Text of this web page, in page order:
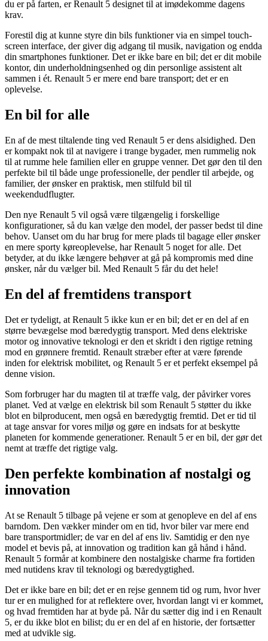
du er på farten, er Renault 5 designet til at imødekomme dagens
krav.
Forestil dig at kunne styre din bils funktioner via en simpel touch-
screen interface, der giver dig adgang til musik, navigation og endda
din smartphones funktioner. Det er ikke bare en bil; det er dit mobile
kontor, din underholdningsenhed og din personlige assistent alt
sammen i ét. Renault 5 er mere end bare transport; det er en
oplevelse.
En bil for alle
En af de mest tiltalende ting ved Renault 5 er dens alsidighed. Den
er kompakt nok til at navigere i trange bygader, men rummelig nok
til at rumme hele familien eller en gruppe venner. Det gør den til den
perfekte bil til både unge professionelle, der pendler til arbejde, og
familier, der ønsker en praktisk, men stilfuld bil til
weekendudflugter.
Den nye Renault 5 vil også være tilgængelig i forskellige
konfigurationer, så du kan vælge den model, der passer bedst til dine
behov. Uanset om du har brug for mere plads til bagage eller ønsker
en mere sporty køreoplevelse, har Renault 5 noget for alle. Det
betyder, at du ikke længere behøver at gå på kompromis med dine
ønsker, når du vælger bil. Med Renault 5 får du det hele!
En del af fremtidens transport
Det er tydeligt, at Renault 5 ikke kun er en bil; det er en del af en
større bevægelse mod bæredygtig transport. Med dens elektriske
motor og innovative teknologi er den et skridt i den rigtige retning
mod en grønnere fremtid. Renault stræber efter at være førende
inden for elektrisk mobilitet, og Renault 5 er et perfekt eksempel på
denne vision.
Som forbruger har du magten til at træffe valg, der påvirker vores
planet. Ved at vælge en elektrisk bil som Renault 5 støtter du ikke
blot en bilproducent, men også en bæredygtig fremtid. Det er tid til
at tage ansvar for vores miljø og gøre en indsats for at beskytte
planeten for kommende generationer. Renault 5 er en bil, der gør det
nemt at træffe det rigtige valg.
Den perfekte kombination af nostalgi og
innovation
At se Renault 5 tilbage på vejene er som at genopleve en del af ens
barndom. Den vækker minder om en tid, hvor biler var mere end
bare transportmidler; de var en del af ens liv. Samtidig er den nye
model et bevis på, at innovation og tradition kan gå hånd i hånd.
Renault 5 formår at kombinere den nostalgiske charme fra fortiden
med nutidens krav til teknologi og bæredygtighed.
Det er ikke bare en bil; det er en rejse gennem tid og rum, hvor hver
tur er en mulighed for at reflektere over, hvordan langt vi er kommet,
og hvad fremtiden har at byde på. Når du sætter dig ind i en Renault
5, er du ikke blot en bilist; du er en del af en historie, der fortsætter
med at udvikle sig.